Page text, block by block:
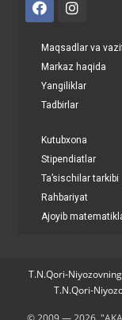
Maqsadlar va
Markaz haqida
Yangiliklar
Tadbirlar
Kutubxona
Stipendiatlar
Ta’sischilar tarkibi
Rahbariyat
Ajoyib
T.N.Qori-
T.N.Qori-